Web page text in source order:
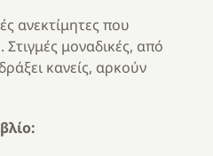
ανεκτίμητες που
μοναδικές, από
κανείς, αρκούν